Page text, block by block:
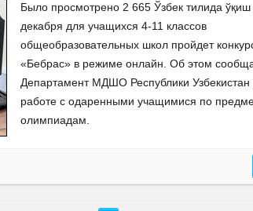
Было просмотрено 2 665 Ўзбек тилида
декабря для учащихся 4-11 классов
общеобразовательных школ пройдет
«Бебрас» в режиме онлайн. Об этом
Департамент МДШО Республики Узбекистан
работе с одаренными учащимися по
олимпиадам.